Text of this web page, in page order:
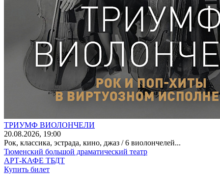
ТРИУМФ ВИОЛОНЧЕЛИ
20.08.2026, 19:00
Рок, классика, эстрада, кино, джаз / 6 виолончелей...
Тюменский большой драматический театр
АРТ-КАФЕ ТБДТ
Купить билет